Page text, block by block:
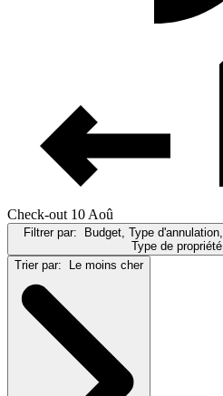
Check-out 10 Aoû
Filtrer par:
Budget, Type
Type de
Trier par:
Le moins cher